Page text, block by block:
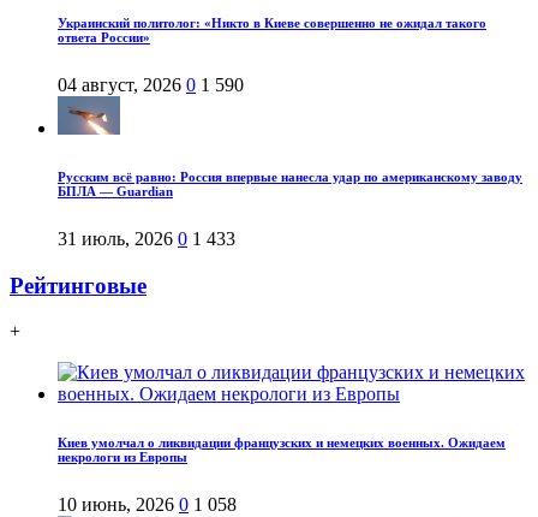
Украинский политолог: «Никто в Киеве совершенно не ожидал такого
ответа России»
04 август, 2026 0 1 590
Русским всё равно: Россия впервые нанесла удар по американскому заводу
БПЛА — Guardian
31 июль, 2026 0 1 433
Рейтинговые
+
Киев умолчал о ликвидации французских и немецких военных. Ожидаем
некрологи из Европы
10 июнь, 2026 0 1 058